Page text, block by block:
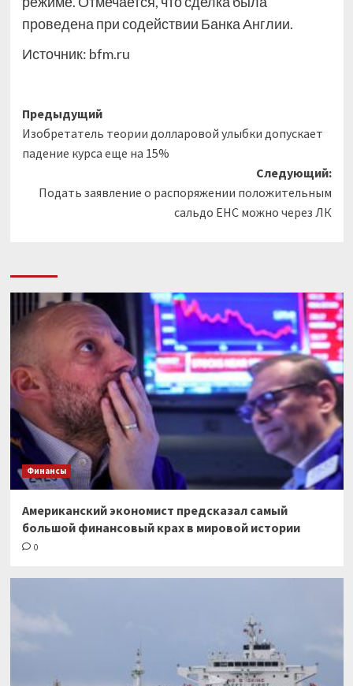
проведена при содействии Банка Англии.
Источник: bfm.ru
Навигация
записи
Предыдущий
Изобретатель теории долларовой улыбки допускает
падение курса еще на 15%
Следующий:
Подать заявление о распоряжении положительным
сальдо ЕНС можно через ЛК
Финансы
Американский экономист предсказал самый
большой финансовый крах в мировой истории
0